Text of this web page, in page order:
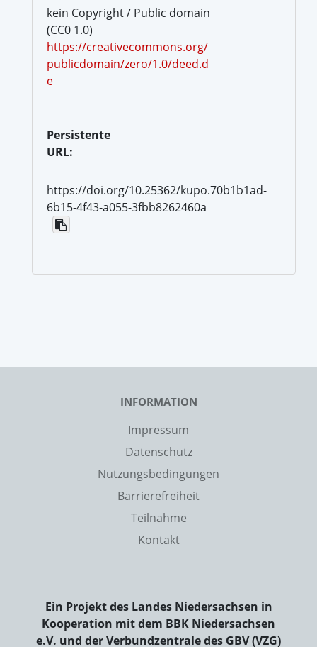
kein Copyright / Public domain
(CC0 1.0)
https://creativecommons.org/
publicdomain/zero/1.0/deed.d
e
Persistente
URL:
https://doi.org/10.25362/kupo.70b1b1ad-
6b15-4f43-a055-3fbb8262460a
INFORMATION
Impressum
Datenschutz
Nutzungsbedingungen
Barrierefreiheit
Teilnahme
Kontakt
Ein Projekt des Landes Niedersachsen in
Kooperation mit dem BBK Niedersachsen
e.V. und der Verbundzentrale des GBV (VZG)